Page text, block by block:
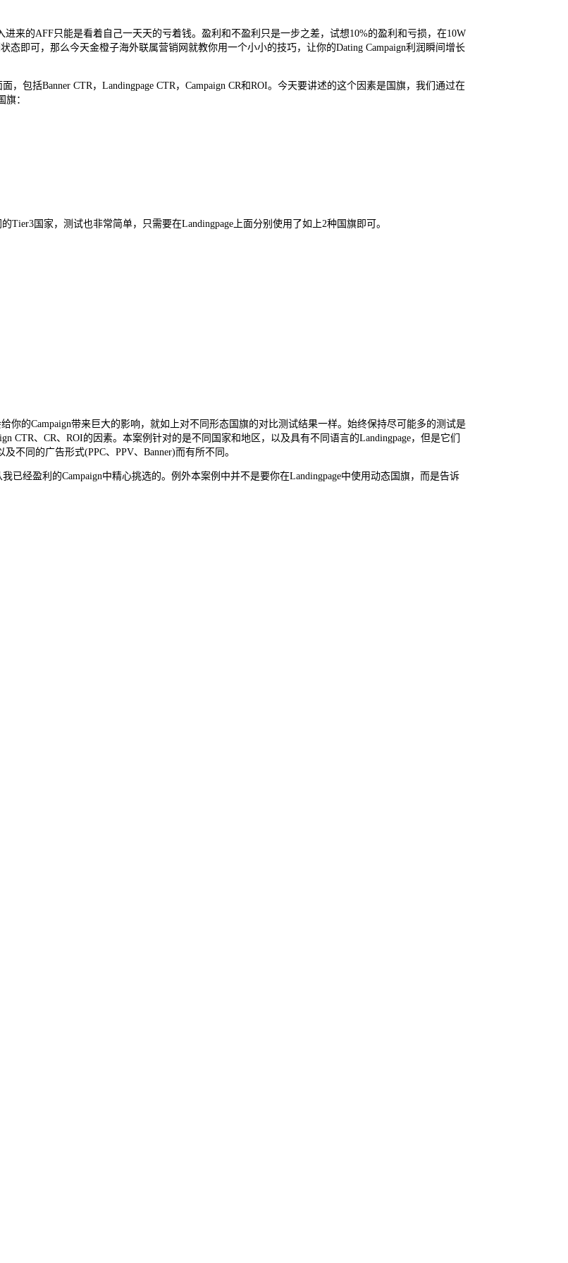
来的AFF只能是看着自己一天天的亏着钱。盈利和不盈利只是一步之差，试想10%的盈利和亏损，在10W
态即可，那么今天金橙子海外联属营销网就教你用一个小小的技巧，让你的Dating Campaign利润瞬间增长
包括Banner CTR，Landingpage CTR，Campaign CR和ROI。今天要讲述的这个因素是国旗，我们通过在
：
Tier3国家，测试也非常简单，只需要在Landingpage上面分别使用了如上2种国旗即可。
的Campaign带来巨大的影响，就如上对不同形态国旗的对比测试结果一样。始终保持尽可能多的测试是
CTR、CR、ROI的因素。本案例针对的是不同国家和地区，以及具有不同语言的Landingpage，但是它们
同的广告形式(PPC、PPV、Banner)而有所不同。
已经盈利的Campaign中精心挑选的。例外本案例中并不是要你在Landingpage中使用动态国旗，而是告诉